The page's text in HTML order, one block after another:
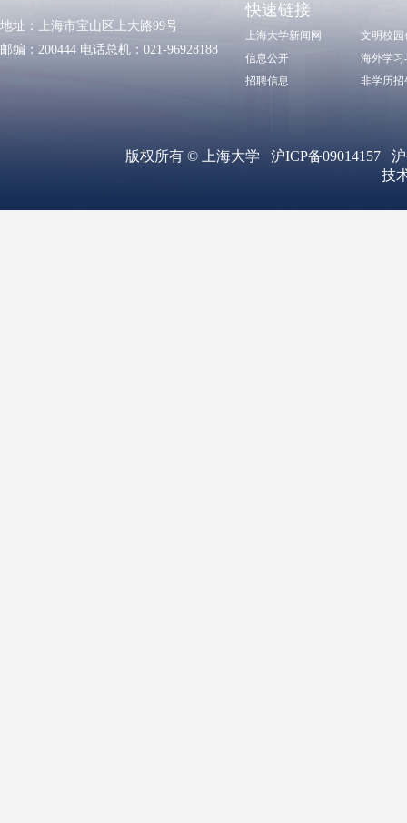
地址：上海市宝山区上大路99号
邮编：200444 电话总机：021-96928188
快速链接
上海大学新闻网
文明校园
信息公开
海外学习
招聘信息
非学历招
版权所有 ©上海大学 沪ICP备09014157
技